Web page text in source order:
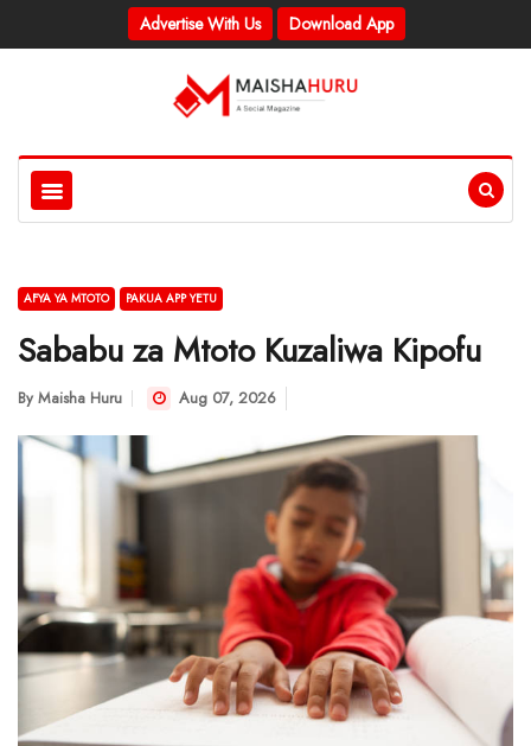
Advertise With Us Download App
AFYA YA MTOTO PAKUA APP YETU
Sababu za Mtoto Kuzaliwa Kipofu
By Maisha Huru Aug 07, 2026